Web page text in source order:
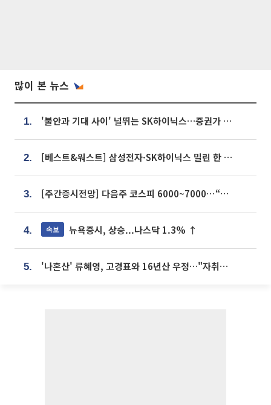
많이 본 뉴스
1. '불안과 기대 사이' 널뛰는 SK하이닉스…증권가 "HBM4·LTA 기반 펀터멘털 견고"
2. [베스트&워스트] 삼성전자·SK하이닉스 밀린 한 주…상상인증권은 85% 급등
3. [주간증시전망] 다음주 코스피 6000~7000⋯“外人 수급은 정책이 변수”
4. 속보 뉴욕증시, 상승...나스닥 1.3% ↑
5. '나혼산' 류혜영, 고경표와 16년산 우정…"자취방서 부모님과 마주쳐"